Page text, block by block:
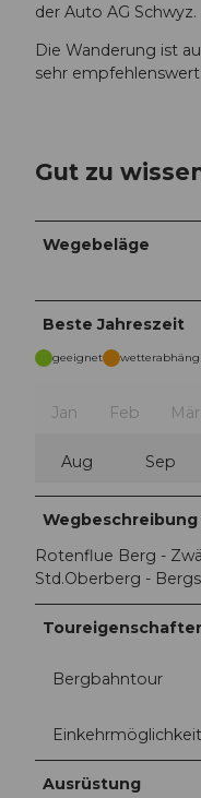
der Auto AG Schwyz.
Die Wanderung ist
sehr empfehlenswert.
Gut zu
Wegebeläge
Beste Jahreszeit
geeignet
Jan Feb Mär
Aug Sep
Wegbeschreibung
Rotenflue Berg -
Std.Oberberg -
Bergbahntour
Einkehrmöglichkeit
Ausrüstung